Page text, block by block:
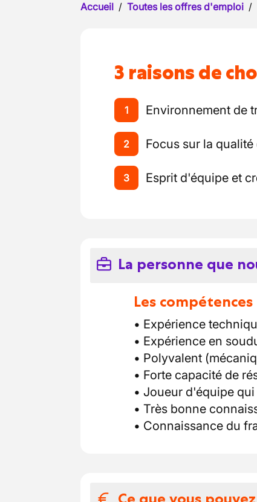
Accueil / Toutes les offres d'emploi /
3 raisons de
1 Environnement de
2 Focus sur la
3 Esprit d'équipe et
La personne que
Les
• Expérience
• Expérience en
• Polyvalent
• Forte capacité de
• Joueur d'équipe
• Très bonne
• Connaissance du